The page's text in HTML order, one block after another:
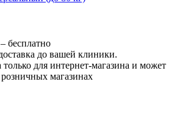
бесплатно
до вашей клиники.
для интернет-магазина и может
магазинах